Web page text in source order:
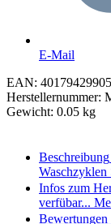
E-Mail
EAN:
Herstellernummer:
Gewicht: 0.05 kg
Beschreibung
Waschzyklen
Infos zum
verfübar...
Bewertungen